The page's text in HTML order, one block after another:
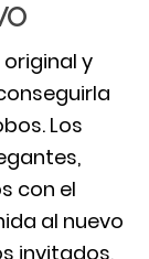
y
Los
con el
al nuevo
invitados,